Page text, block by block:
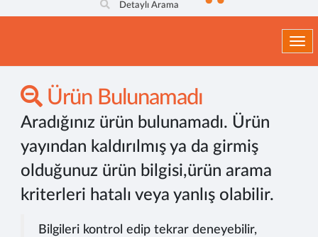
Detaylı Arama
Ürün Bulunamadı
Aradığınız ürün bulunamadı. Ürün
yayından kaldırılmış ya da girmiş
olduğunuz ürün bilgisi,ürün arama
kriterleri hatalı veya yanlış olabilir.
Bilgileri kontrol edip tekrar deneyebilir,